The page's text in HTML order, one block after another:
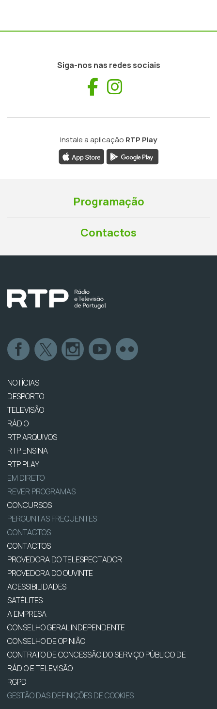
Siga-nos nas redes sociais
Facebook
Instale a aplicação RTP Play
Programação
Contactos
NOTÍCIAS
DESPORTO
TELEVISÃO
RÁDIO
RTP ARQUIVOS
RTP ENSINA
RTP PLAY
EM DIRETO
REVER PROGRAMAS
CONCURSOS
PERGUNTAS FREQUENTES
CONTACTOS
CONTACTOS
PROVEDORA DO TELESPECTADOR
PROVEDORA DO OUVINTE
ACESSIBILIDADES
SATÉLITES
A EMPRESA
CONSELHO GERAL INDEPENDENTE
CONSELHO DE OPINIÃO
CONTRATO DE CONCESSÃO DO SERVIÇO PÚBLICO DE
RÁDIO E TELEVISÃO
RGPD
GESTÃO DAS DEFINIÇÕES DE COOKIES